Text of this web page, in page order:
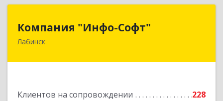
Компания "Инфо-Софт"
Лабинск
Клиентов на сопровождении
228
Компания "Инфо-Софт"
352500, Краснодарский край, Лабинский р-н,